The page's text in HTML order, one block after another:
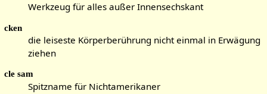
Werkzeug für alles außer Innensechskant
cken
die leiseste Körperberührung nicht einmal in Erwägung
ziehen
cle sam
Spitzname für Nichtamerikaner